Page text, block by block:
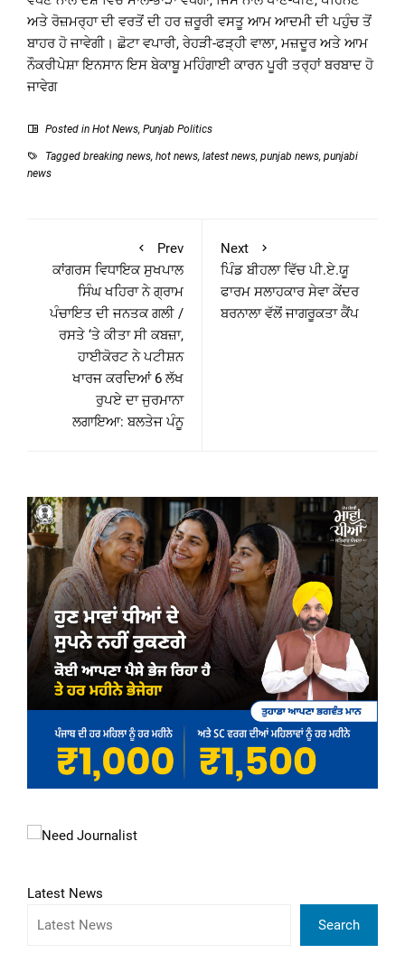
ਅਤੇ ਰੋਜ਼ਮਰ੍ਹਾ ਦੀ ਵਰਤੋਂ ਦੀ ਹਰ ਜ਼ਰੂਰੀ ਵਸਤੂ ਆਮ ਆਦਮੀ ਦੀ ਪਹੁੰਚ ਤੋਂ
ਬਾਹਰ ਹੋ ਜਾਵੇਗੀ। ਛੋਟਾ ਵਪਾਰੀ, ਰੇਹੜੀ-ਫੜ੍ਹੀ ਵਾਲਾ, ਮਜ਼ਦੂਰ ਅਤੇ ਆਮ
ਨੌਕਰੀਪੇਸ਼ਾ ਇਨਸਾਨ ਇਸ ਬੇਕਾਬੂ ਮਹਿੰਗਾਈ ਕਾਰਨ ਪੂਰੀ ਤਰ੍ਹਾਂ ਬਰਬਾਦ ਹੋ
ਜਾਵੇਗ
Posted in Hot News, Punjab Politics
Tagged breaking news, hot news, latest news, punjab news, punjabi
news
Prev
ਕਾਂਗਰਸ ਵਿਧਾਇਕ ਸੁਖਪਾਲ
ਸਿੰਘ ਖਹਿਰਾ ਨੇ ਗ੍ਰਾਮ
ਪੰਚਾਇਤ ਦੀ ਜਨਤਕ ਗਲੀ /
ਰਸਤੇ ‘ਤੇ ਕੀਤਾ ਸੀ ਕਬਜ਼ਾ,
ਹਾਈਕੋਰਟ ਨੇ ਪਟੀਸ਼ਨ
ਖਾਰਜ ਕਰਦਿਆਂ 6 ਲੱਖ
ਰੁਪਏ ਦਾ ਜੁਰਮਾਨਾ
ਲਗਾਇਆ: ਬਲਤੇਜ ਪੰਨੂ
Next
ਪਿੰਡ ਬੀਹਲਾ ਵਿੱਚ ਪੀ.ਏ.ਯੂ
ਫਾਰਮ ਸਲਾਹਕਾਰ ਸੇਵਾ ਕੇਂਦਰ
ਬਰਨਾਲਾ ਵੱਲੋਂ ਜਾਗਰੂਕਤਾ ਕੈਂਪ
Latest News
Search